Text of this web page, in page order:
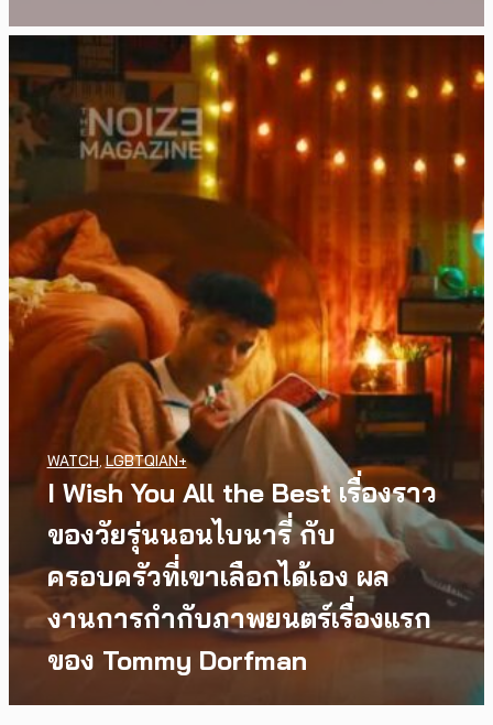
I Wish You All the Best เรื่องราว
ของวัยรุ่นนอนไบนารี่ กับ
ครอบครัวที่เขาเลือกได้เอง ผล
งานการกำกับภาพยนตร์เรื่องแรก
ของ Tommy Dorfman
WATCH ,LGBTQIAN+